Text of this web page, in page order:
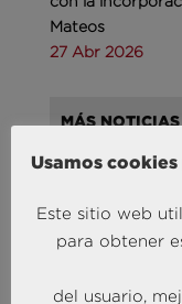
Mateos
27 Abr 2026
MÁS
Usamos
Este sitio web
para obtener
del usuario,